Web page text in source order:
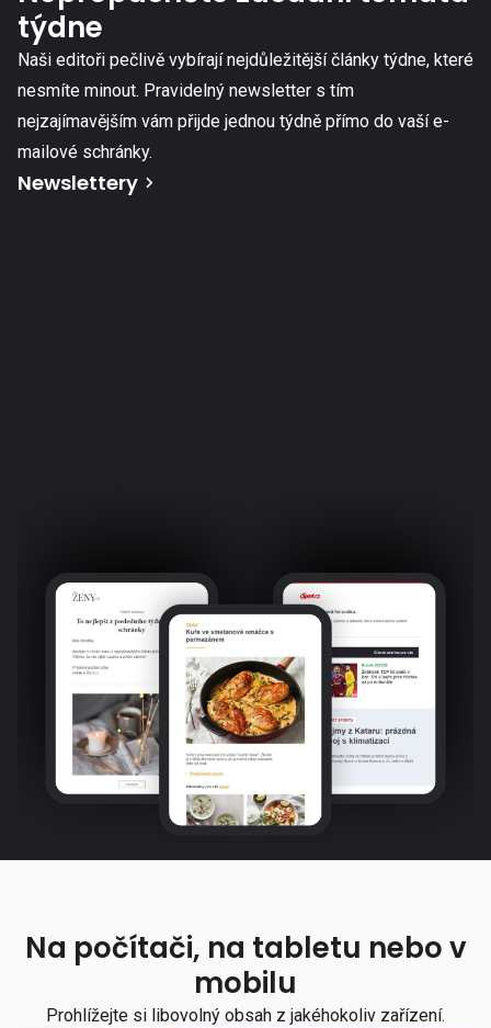
týdne
Naši editoři pečlivě vybírají nejdůležitější články týdne, které
nesmíte minout. Pravidelný newsletter s tím
nejzajímavějším vám přijde jednou týdně přímo do vaší e-
mailové schránky.
Newslettery
Na počítači, na tabletu nebo v
mobilu
Prohlížejte si libovolný obsah z jakéhokoliv zařízení.